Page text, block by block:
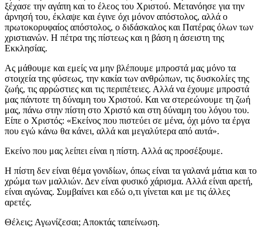
ξέχασε την αγάπη και το έλεος του Χριστού. Μετανόησε για την
άρνησή του, έκλαψε και έγινε όχι μόνον απόστολος, αλλά ο
πρωτοκορυφαίος απόστολος, ο διδάσκαλος και Πατέρας όλων των
χριστιανών. Η πέτρα της πίστεως και η βάση η άσειστη της
Εκκλησίας.
Ας μάθουμε και εμείς να μην βλέπουμε μπροστά μας μόνο τα
στοιχεία της φύσεως, την κακία των ανθρώπων, τις δυσκολίες της
ζωής, τις αρρώστιες και τις περιπέτειες. Αλλά να έχουμε μπροστά
μας πάντοτε τη δύναμη του Χριστού. Και να στερεώνουμε τη ζωή
μας, πάνω στην πίστη στο Χριστό και στη δύναμη του λόγου του.
Είπε ο Χριστός: «Εκείνος που πιστεύει σε μένα, όχι μόνο τα έργα
που εγώ κάνω θα κάνει, αλλά και μεγαλύτερα από αυτά».
Εκείνο που μας λείπει είναι η πίστη. Αλλά ας προσέξουμε.
Η πίστη δεν είναι θέμα γονιδίων, όπως είναι τα γαλανά μάτια και το
χρώμα των μαλλιών. Δεν είναι φυσικό χάρισμα. Αλλά είναι αρετή,
είναι αγώνας. Συμβαίνει και εδώ ο,τι γίνεται και με τις άλλες
αρετές.
Θέλεις; Αγωνίζεσαι; Αποκτάς ταπείνωση.